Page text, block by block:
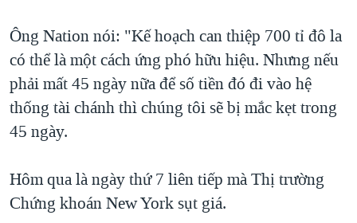
Ông Nation nói: "Kế hoạch can thiệp 700 tỉ đô la
có thể là một cách ứng phó hữu hiệu. Nhưng nếu
phải mất 45 ngày nữa để số tiền đó đi vào hệ
thống tài chánh thì chúng tôi sẽ bị mắc kẹt trong
45 ngày.
Hôm qua là ngày thứ 7 liên tiếp mà Thị trường
Chứng khoán New York sụt giá.